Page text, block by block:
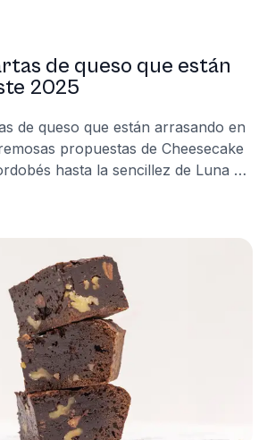
de queso que están
2025
de queso que están arrasando en
propuestas de Cheesecake
hasta la sencillez de Luna &